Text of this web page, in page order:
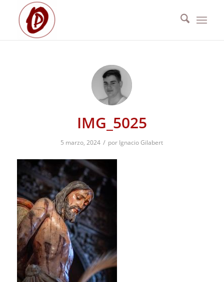
IMG_5025
5 marzo, 2024 / por Ignacio Gilabert